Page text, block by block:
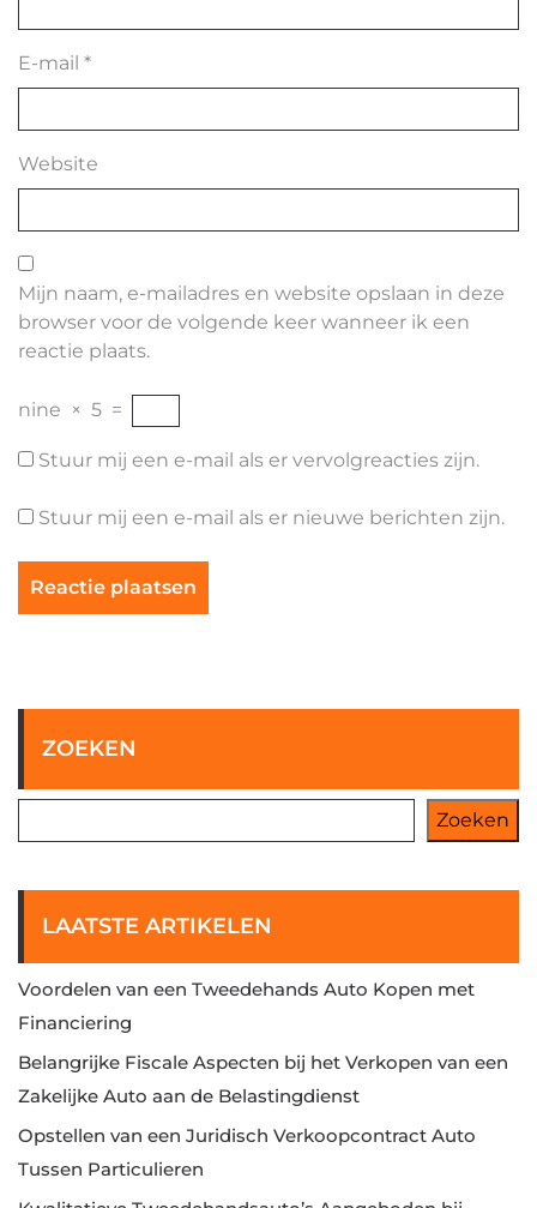
E-mail *
Website
Mijn naam, e-mailadres en website opslaan in deze
browser voor de volgende keer wanneer ik een
reactie plaats.
nine × 5 =
Stuur mij een e-mail als er vervolgreacties zijn.
Stuur mij een e-mail als er nieuwe berichten zijn.
ZOEKEN
Zoeken
LAATSTE ARTIKELEN
Voordelen van een Tweedehands Auto Kopen met
Financiering
Belangrijke Fiscale Aspecten bij het Verkopen van een
Zakelijke Auto aan de Belastingdienst
Opstellen van een Juridisch Verkoopcontract Auto
Tussen Particulieren